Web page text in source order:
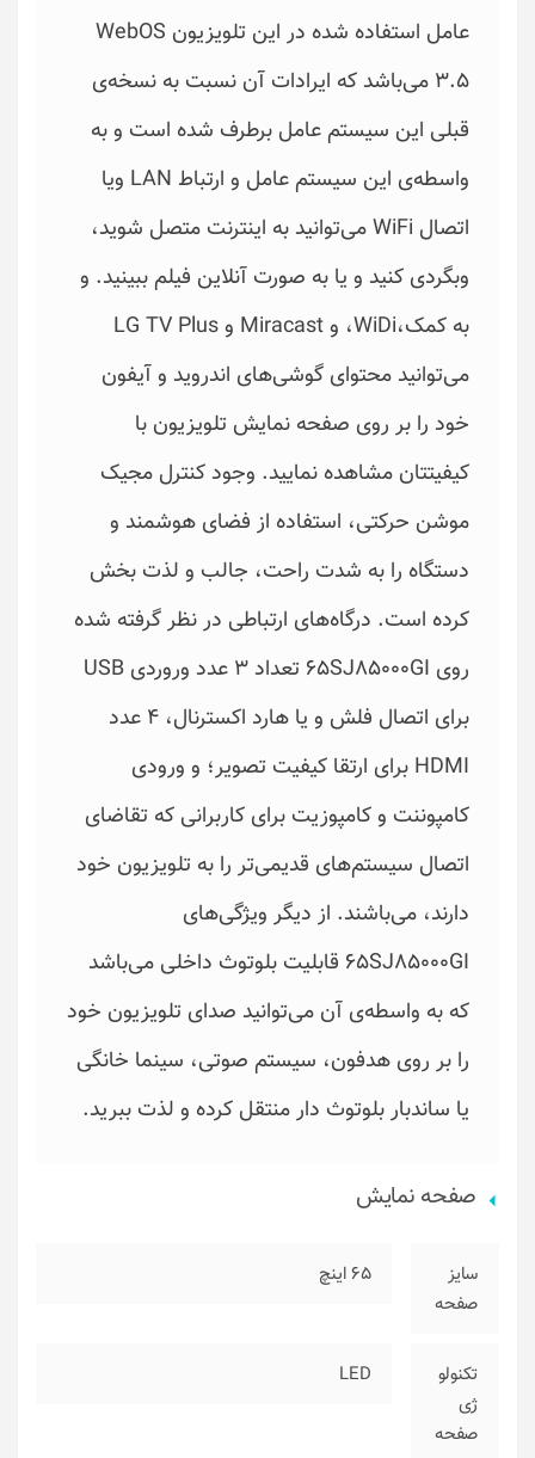
عامل استفاده شده در این تلویزیون WebOS
3.5 می‌باشد که ایرادات آن نسبت به نسخه‌ی
قبلی این سیستم عامل برطرف شده است و به
واسطه‌ی این سیستم عامل و ارتباط LAN و‌یا
اتصال WiFi می‌توانید به اینترنت متصل شوید،
وبگردی کنید و‌ یا به صورت آنلاین فیلم ببینید. و
به کمک،WiDi، و Miracast و LG TV Plus
می‌توانید محتوای گوشی‌های اندروید و آیفون
خود را بر روی صفحه نمایش تلویزیون با
کیفیتتان مشاهده نمایید. وجود کنترل مجیک
موشن حرکتی، استفاده از فضای هوشمند و
دستگاه را به شدت راحت، جالب و لذت بخش
کرده است. درگاه‌های ارتباطی در نظر گرفته شده
روی 65SJ85000GI تعداد 3 عدد وروردی USB
برای اتصال فلش و ‌یا هارد اکسترنال، 4 عدد
HDMI برای ارتقا کیفیت تصویر؛ و ورودی
کامپوننت و کامپوزیت برای کاربرانی که تقاضای
اتصال سیستم‌های قدیمی‌تر را به تلویزیون خود
دارند، می‌باشند. از دیگر ویژگی‌های
65SJ85000GI قابلیت بلوتوث داخلی می‌باشد
که به واسطه‌ی آن می‌توانید صدای تلویزیون خود
را بر روی هدفون، سیستم صوتی، سینما خانگی‌
یا ساندبار بلوتوث دار منتقل کرده و لذت ببرید.
صفحه نمایش
سایز
صفحه
65 اینچ
تکنولو
ژی
صفحه
LED